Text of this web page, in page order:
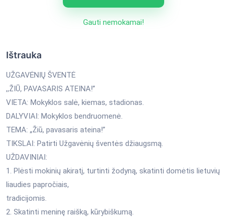
Gauti nemokamai!
Ištrauka
UŽGAVĖNIŲ ŠVENTĖ
,,ŽIŪ, PAVASARIS ATEINA!’’
VIETA: Mokyklos salė, kiemas, stadionas.
DALYVIAI: Mokyklos bendruomenė.
TEMA: „Žiū, pavasaris ateina!”
TIKSLAI: Patirti Užgavėnių šventės džiaugsmą.
UŽDAVINIAI:
1. Plėsti mokinių akiratį, turtinti žodyną, skatinti domėtis lietuvių
liaudies papročiais,
tradicijomis.
2. Skatinti meninę raišką, kūrybiškumą.